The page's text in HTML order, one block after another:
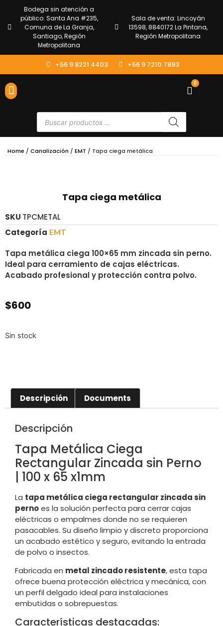
Bodega sin atención a
público: Santa Ana #235,
Comuna de La Granja,
Santiago, Región
Metropolitana
Sala de venta: Lincoyán
13598, 8840172 La Pintana,
Región Metropolitana
+56 9 8221 4403 +56 9 7210 7893
0
Home / Canalización / EMT / Tapa ciega metálica
Tapa ciega metálica
SKU TPCMETAL
Categoría EMT
Tapa metálica ciega 100×65 mm zincada sin perno.
Ideal para cerramiento de cajas eléctricas.
Acabado profesional y protección contra polvo.
$600
Sin stock
Descripción Documents
Descripción
Tapa Metálica Ciega
Rectangular Zincada sin Perno
| 100 x 65 x1mm
La tapa metálica ciega rectangular zincada sin
pernoes la solución perfecta para cerrar cajas
eléctricas o empalmes donde no se requieren
pasacables. Su diseño limpio y discreto proporciona
un acabado estético y seguro, evitando la entrada
de polvo o insectos.
Fabricada en metal zincado resistente, esta tapa
ofrece buena protección eléctrica y mecánica, con
un perfil delgado ideal para instalaciones
embutidas o sobrepuestas.
Características destacadas: